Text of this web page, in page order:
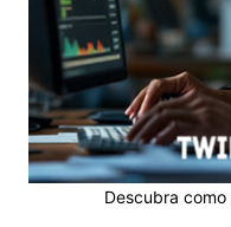
Descubra